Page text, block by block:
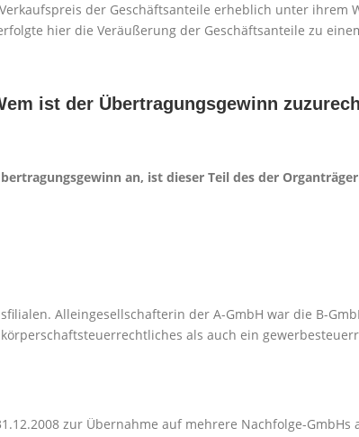
der Geschäftsanteile erheblich unter
hier die Veräußerung der Geschäftsanteile zu
ist der Übertragungsgewinn
an, ist dieser Teil des der
Alleingesellschafterin der A-GmbH war die B-
als auch ein
zur Übernahme auf mehrere Nachfolge-